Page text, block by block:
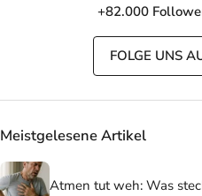
+82.000
FOLGE UNS
Meistgelesene Artikel
Atmen tut weh: Was